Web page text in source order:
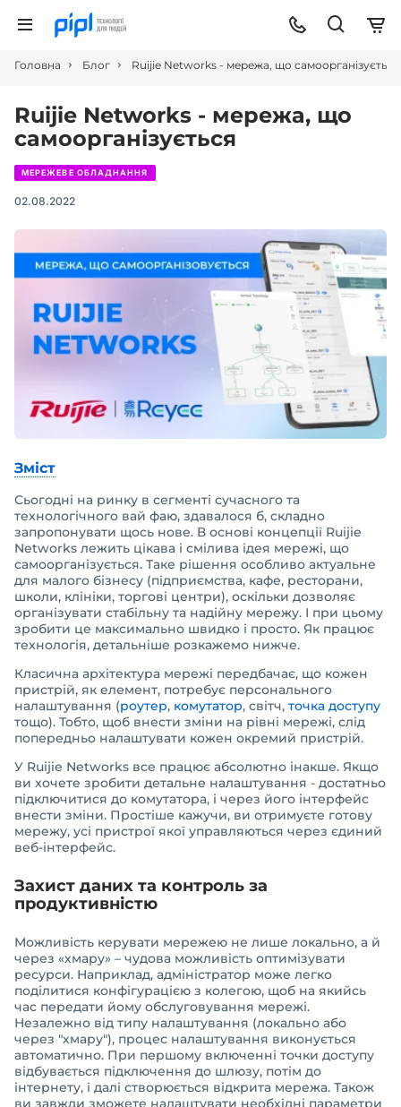
Головна Блог Ruijie Networks - мережа, що самоорганізується
Ruijie Networks - мережа, що
самоорганізується
МЕРЕЖЕВЕ ОБЛАДНАННЯ
02.08.2022
Зміст
Сьогодні на ринку в сегменті сучасного та
технологічного вай фаю, здавалося б, складно
запропонувати щось нове. В основі концепції Ruijie
Networks лежить цікава і смілива ідея мережі, що
самоорганізується. Таке рішення особливо актуальне
для малого бізнесу (підприємства, кафе, ресторани,
школи, клініки, торгові центри), оскільки дозволяє
організувати стабільну та надійну мережу. І при цьому
зробити це максимально швидко і просто. Як працює
технологія, детальніше розкажемо нижче.
Класична архітектура мережі передбачає, що кожен
пристрій, як елемент, потребує персонального
налаштування (роутер, комутатор, світч, точка доступу
тощо). Тобто, щоб внести зміни на рівні мережі, слід
попередньо налаштувати кожен окремий пристрій.
У Ruijie Networks все працює абсолютно інакше. Якщо
ви хочете зробити детальне налаштування - достатньо
підключитися до комутатора, і через його інтерфейс
внести зміни. Простіше кажучи, ви отримуєте готову
мережу, усі пристрої якої управляються через єдиний
веб-інтерфейс.
Захист даних та контроль за
продуктивністю
Можливість керувати мережею не лише локально, а й
через «хмару» – чудова можливість оптимізувати
ресурси. Наприклад, адміністратор може легко
поділитися конфігурацією з колегою, щоб на якийсь
час передати йому обслуговування мережі.
Незалежно від типу налаштування (локально або
через "хмару"), процес налаштування виконується
автоматично. При першому включенні точки доступу
відбувається підключення до шлюзу, потім до
інтернету, і далі створюється відкрита мережа. Також
ви завжди зможете налаштувати необхідні параметри